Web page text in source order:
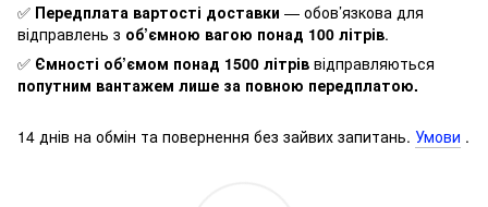
✅ Передплата вартості доставки — обов’язкова для
відправлень з об’ємною вагою понад 100 літрів.
✅ Ємності об’ємом понад 1500 літрів відправляються
попутним вантажем лише за повною передплатою.
14 днів на обмін та повернення без зайвих запитань. Умови .